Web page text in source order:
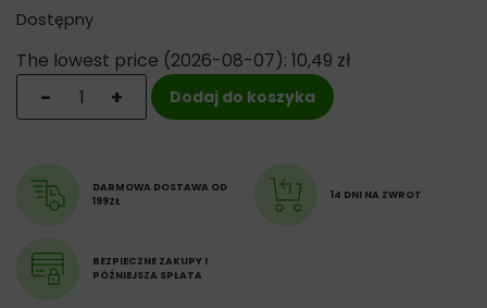
mannanooligosacharydy
(0,005 %), β-glukany (0,005 %), juka Mojave (0,004 %),
fruktooligosacharydy (0,004 %).
Dostępny
The lowest price (2026-08-07): 10,49 zł
ilość Calibra VD Cat Hypoallergenic Tuna - puszka dla
+
- Dodaj do koszyka
DARMOWA DOSTAWA OD
199ZŁ
14 DNI NA ZWROT
BEZPIECZNE ZAKUPY I
PÓŹNIEJSZA SPŁATA